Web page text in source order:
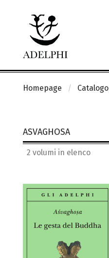
Homepage Catalogo
ASVAGHOSA
2 volumi in elenco